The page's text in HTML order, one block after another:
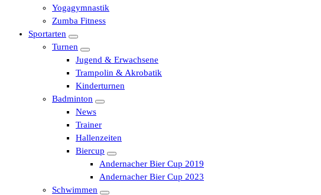
Yogagymnastik
Zumba Fitness
Sportarten
Turnen
Jugend & Erwachsene
Trampolin & Akrobatik
Kinderturnen
Badminton
News
Trainer
Hallenzeiten
Biercup
Andernacher Bier Cup 2019
Andernacher Bier Cup 2023
Schwimmen